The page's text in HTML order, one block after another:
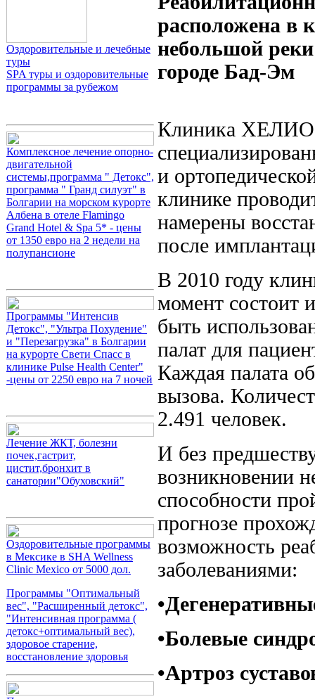
Оздоровительные и лечебные
туры
SPA туры и оздоровительные
программы за рубежом
Комплексное лечение опорно-
двигательной
системы,программа " Детокс",
программа " Гранд силуэт" в
Болгарии на морском курорте
Албена в отеле Flamingo
Grand Hotel & Spa 5* - цены
от 1350 евро на 2 недели на
полупансионе
Программы "Интенсив
Детокс", "Ультра Похудение"
и "Перезагрузка" в Болгарии
на курорте Свети Спасс в
клинике Pulse Health Center"
-цены от 2250 евро на 7 ночей
Лечение ЖКТ, болезни
почек,гастрит,
цистит,бронхит в
санатории"Обуховский"
Оздоровительные программы
в Мексике в SHA Wellness
Clinic Mexico от 5000 дол.
Программы "Оптимальный
вес", "Расширенный детокс",
"Интенсивная программа (
детокс+оптимальный вес),
здоровое старение,
восстановление здоровья
расположена в
небольшой
городе Бад-Эм
Клиника
и
клинике
намерены
после
В 2010 году
момент состоит
быть
палат для
Каждая палата
вызова.
2.491 человек.
И без
возникновении
способности
прогнозе
возможность
заболеваниями:
•Болевые
•Артроз